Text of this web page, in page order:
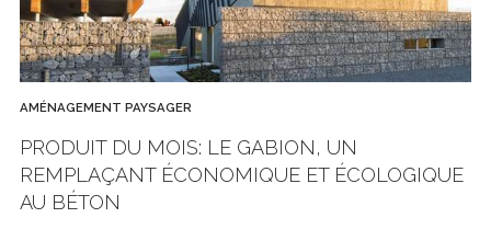
AMÉNAGEMENT PAYSAGER
PRODUIT DU MOIS: LE GABION, UN
REMPLAÇANT ÉCONOMIQUE ET ÉCOLOGIQUE
AU BÉTON